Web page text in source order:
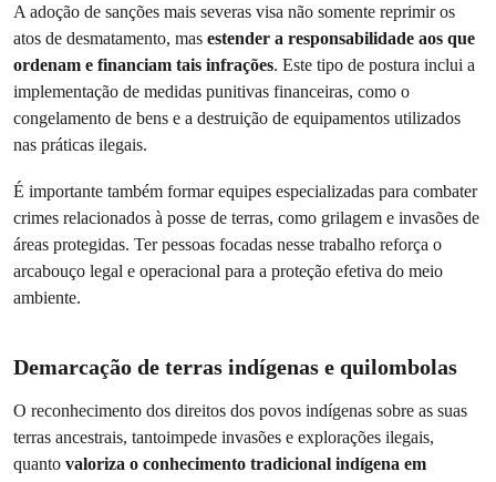
A adoção de sanções mais severas visa não somente reprimir os
atos de desmatamento, mas estender a responsabilidade aos que
ordenam e financiam tais infrações. Este tipo de postura inclui a
implementação de medidas punitivas financeiras, como o
congelamento de bens e a destruição de equipamentos utilizados
nas práticas ilegais.
É importante também formar equipes especializadas para combater
crimes relacionados à posse de terras, como grilagem e invasões de
áreas protegidas. Ter pessoas focadas nesse trabalho reforça o
arcabouço legal e operacional para a proteção efetiva do meio
ambiente.
Demarcação de terras indígenas e quilombolas
O reconhecimento dos direitos dos povos indígenas sobre as suas
terras ancestrais, tantoimpede invasões e explorações ilegais,
quanto valoriza o conhecimento tradicional indígena em